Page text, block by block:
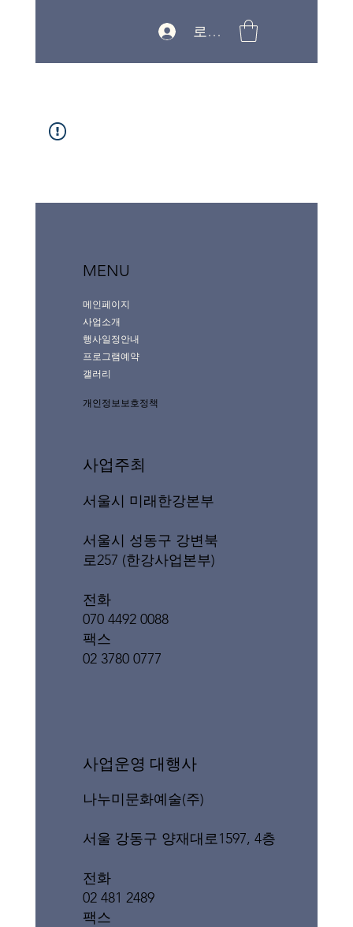
로그인
MENU
메인페이지
사업소개
행사일정안내
프로그램예약
갤러리
개인정보보호정책
사업주최
서울시 미래한강본부
서울시 성동구 강변북
로257 (한강사업본부)
전화
070 4492 0088
팩스
02 3780 0777
​사업운영 대행사
나누미문화예술(주)
서울 강동구 양재대로1597, 4층
전화
02 481 2489
팩스